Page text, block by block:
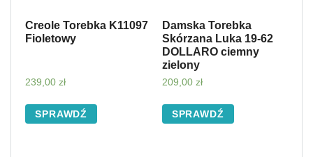
Creole Torebka K11097
Fioletowy
239,00 zł
SPRAWDŹ
Damska Torebka
Skórzana Luka 19-62
DOLLARO ciemny
zielony
209,00 zł
SPRAWDŹ